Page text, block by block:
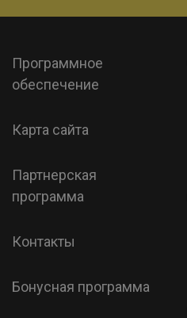
Программное
обеспечение
Карта сайта
Партнерская
программа
Контакты
Бонусная программа